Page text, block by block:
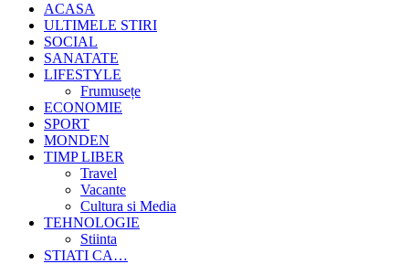
ACASA
ULTIMELE STIRI
SOCIAL
SANATATE
LIFESTYLE
Frumusețe
ECONOMIE
SPORT
MONDEN
TIMP LIBER
Travel
Vacante
Cultura si Media
TEHNOLOGIE
Stiinta
STIATI CA…